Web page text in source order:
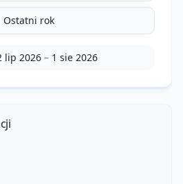
Ostatni rok
lip 2026– 1 sie 2026